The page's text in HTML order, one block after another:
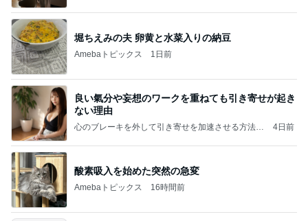
堀ちえみの夫 卵黄と水菜入りの納豆
Amebaトピックス 1日前
良い氣分や妄想のワークを重ねても引き寄せが起き
ない理由
心のブレーキを外して引き寄せを加速させる方法：
4日前
酸素吸入を始めた突然の急変
Amebaトピックス 16時間前